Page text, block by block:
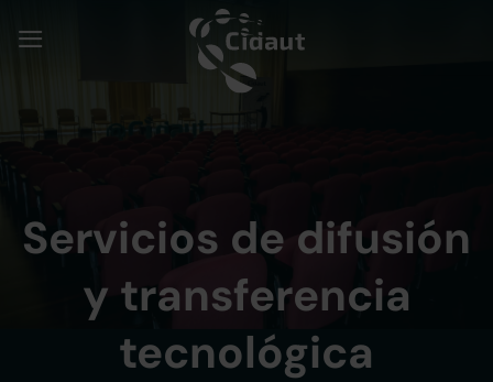
Servicios de difusión
y transferencia
tecnológica